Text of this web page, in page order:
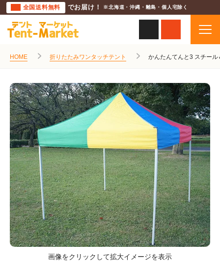
全国送料無料 でお届け！ ※北海道・沖縄・離島・個人宅除く
HOME 折りたたみワンタッチテント かんたんてんと3 スチー